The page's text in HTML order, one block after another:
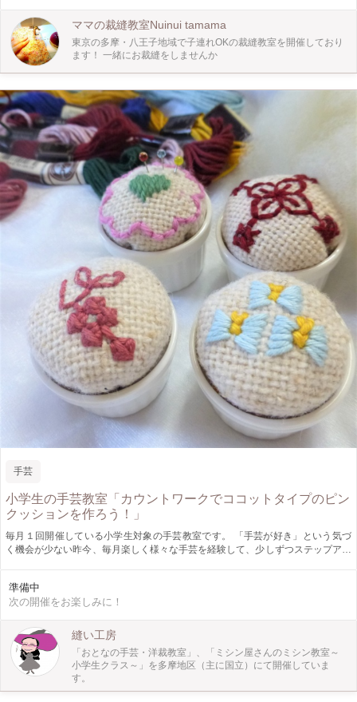
☆参加は予約の方を優先させて頂きます。
ママの裁縫教室Nuinui tamama
東京の多摩・八王子地域で子連れOKの裁縫教室を開催しており
ます！ 一緒にお裁縫をしませんか
手芸
小学生の手芸教室「カウントワークでココットタイプのピン
クッションを作ろう！」
毎月１回開催している小学生対象の手芸教室です。 「手芸が好き」という気づ
く機会が少ない昨今、毎月楽しく様々な手芸を経験して、少しずつステップアッ
のピンクッションに仕立てることの２つの工程を実習します。 モチーフと刺繍
糸は、好きな物を選んでもらいます。
準備中
次の開催をお楽しみに！
縫い工房
「おとなの手芸・洋裁教室」、「ミシン屋さんのミシン教室～
小学生クラス～」を多摩地区（主に国立）にて開催していま
す。